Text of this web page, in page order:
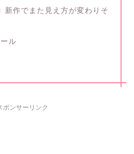
新作でまた見え方が変わりそ
ル
ポンサーリンク